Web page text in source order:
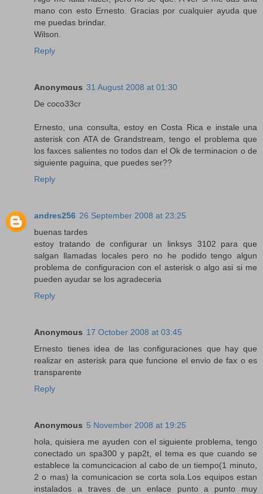
mano con esto Ernesto. Gracias por cualquier ayuda que
me puedas brindar.
Wilson.
Reply
Anonymous 31 August 2008 at 01:30
De coco33cr
Ernesto, una consulta, estoy en Costa Rica e instale una
asterisk con ATA de Grandstream, tengo el problema que
los faxces salientes no todos dan el Ok de terminacion o de
siguiente paguina, que puedes ser??
Reply
andres256 26 September 2008 at 23:25
buenas tardes
estoy tratando de configurar un linksys 3102 para que
salgan llamadas locales pero no he podido tengo algun
problema de configuracion con el asterisk o algo asi si me
pueden ayudar se los agradeceria
Reply
Anonymous 17 October 2008 at 03:45
Ernesto tienes idea de las configuraciones que hay que
realizar en asterisk para que funcione el envio de fax o es
transparente
Reply
Anonymous 5 November 2008 at 19:25
hola, quisiera me ayuden con el siguiente problema, tengo
conectado un spa300 y pap2t, el tema es que cuando se
establece la comuncicacion al cabo de un tiempo(1 minuto,
2 o mas) la comunicacion se corta sola.Los equipos estan
instalados a traves de un enlace punto a punto muy